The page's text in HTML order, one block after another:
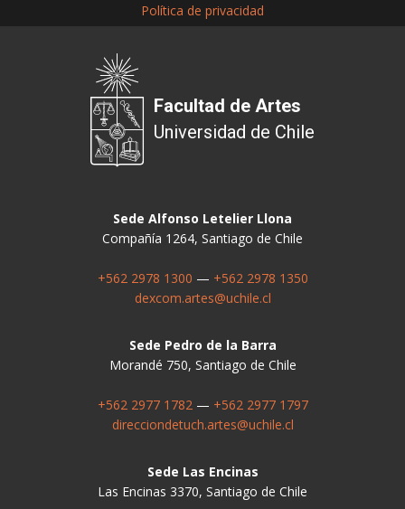
Política de privacidad
Facultad de Artes
Universidad de Chile
Sede Alfonso Letelier Llona
Compañía 1264, Santiago de Chile
+562 2978 1300 — +562 2978 1350
dexcom.artes@uchile.cl
Sede Pedro de la Barra
Morandé 750, Santiago de Chile
+562 2977 1782— +562 2977 1797
direcciondetuch.artes@uchile.cl
Sede Las Encinas
Las Encinas 3370, Santiago de Chile